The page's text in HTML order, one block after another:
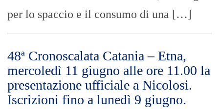
per lo spaccio e il consumo di una […]
48ª Cronoscalata Catania – Etna,
mercoledì 11 giugno alle ore 11.00 la
presentazione ufficiale a Nicolosi.
Iscrizioni fino a lunedì 9 giugno.